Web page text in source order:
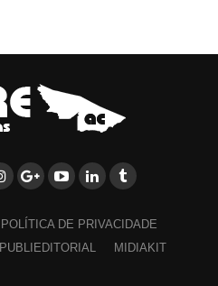
POLÍTICA DE PRIVACIDADE
PUBLIEDITORIAL MIDIAKIT